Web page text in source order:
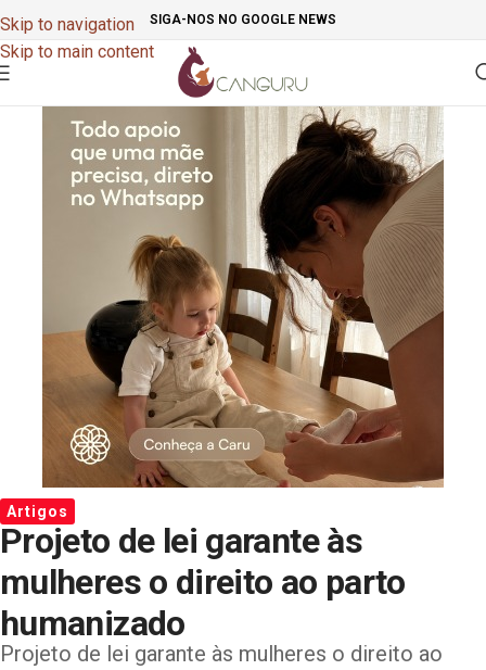
Skip to navigation
Skip to main content
SIGA-NOS NO GOOGLE NEWS
Artigos
Projeto de lei garante às
mulheres o direito ao parto
humanizado
Projeto de lei garante às mulheres o direito ao